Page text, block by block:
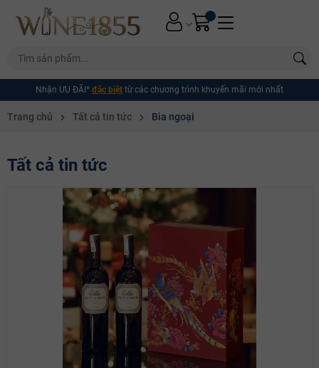
Nhận ƯU ĐÃI* đặc biệt từ các chương trình khuyến mãi mới nhất
Trang chủ Tất cả tin tức Bia ngoại
Tất cả tin tức